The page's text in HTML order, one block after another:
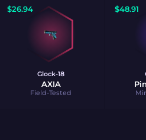
$26.94
Glock-18
AXIA
Field-Tested
$48.91